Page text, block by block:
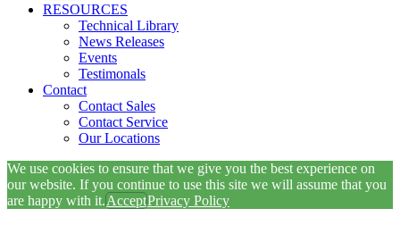
RESOURCES
Technical Library
News Releases
Events
Testimonals
Contact
Contact Sales
Contact Service
Our Locations
We use cookies to ensure that we give you the best experience on
our website. If you continue to use this site we will assume that you
are happy with it.AcceptPrivacy Policy